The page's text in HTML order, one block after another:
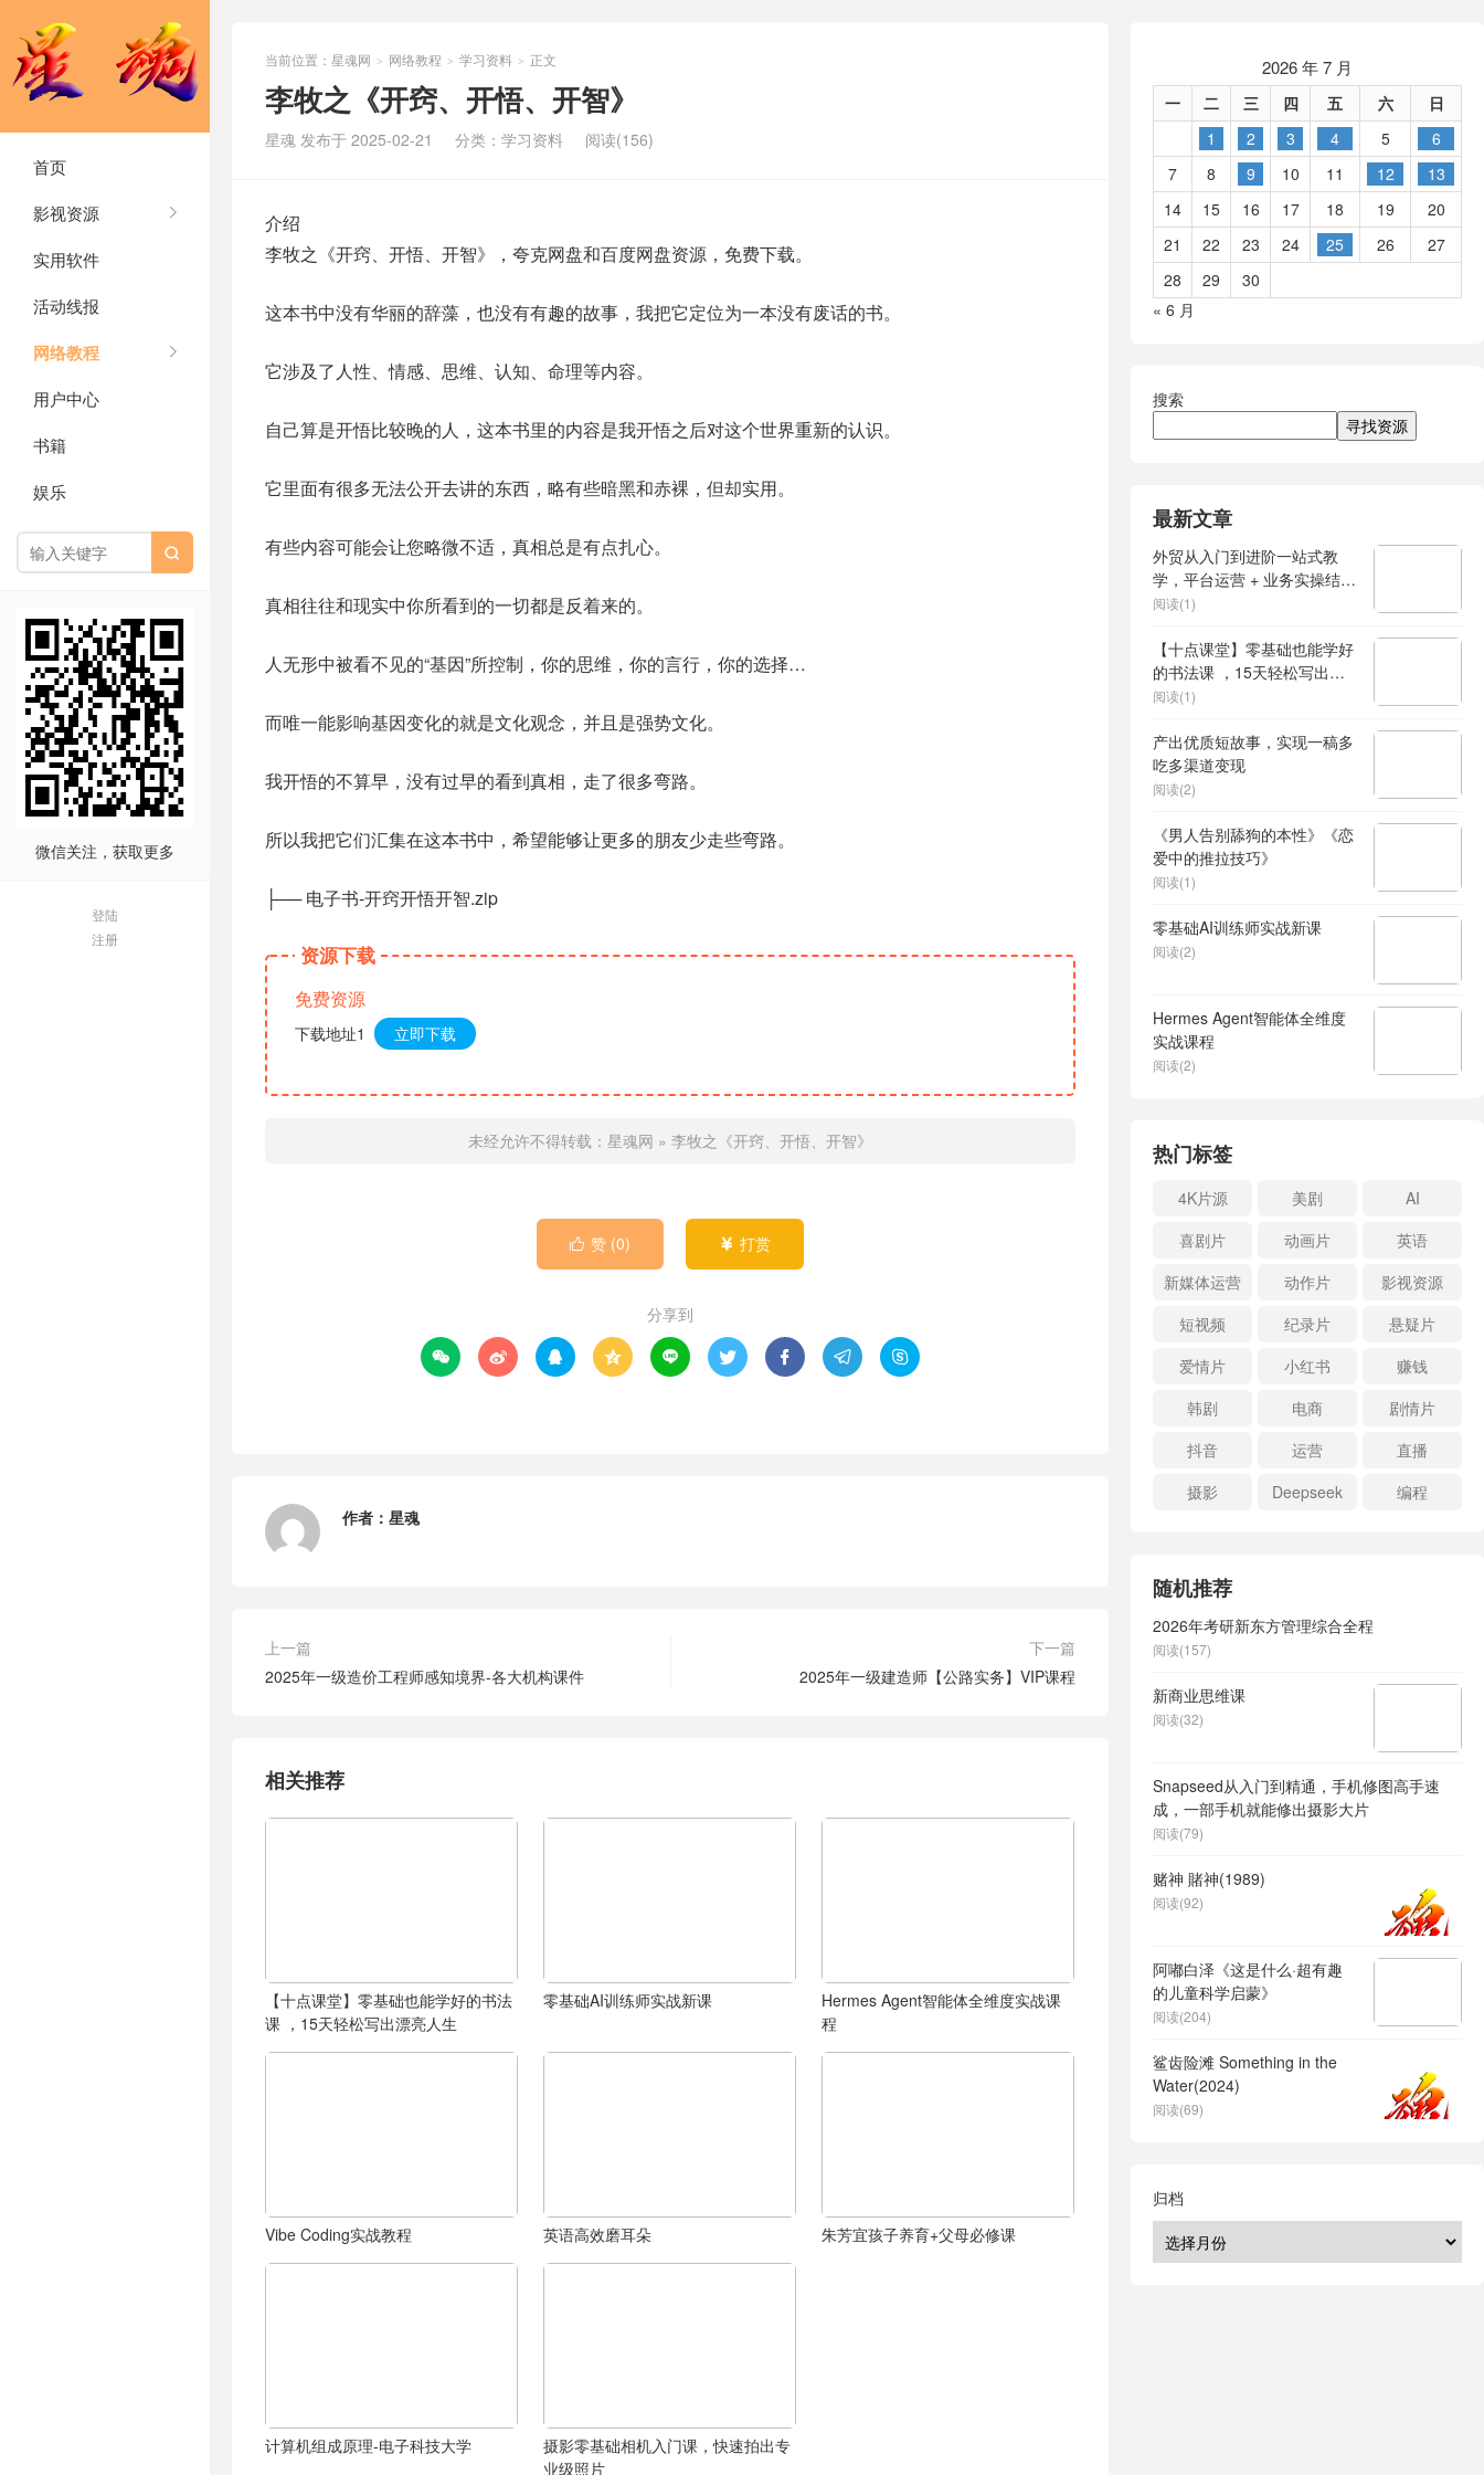
首页
影视资源
实用软件
活动线报
网络教程
用户中心
书籍
娱乐

微信关注，获取更多
登陆
注册
当前位置： 星魂网 > 网络教程 > 学习资料 > 正文
李牧之《开窍、开悟、开智》
星魂 发布于 2025-02-21 分类： 学习资料 阅读(156)
介绍
李牧之《开窍、开悟、开智》，夸克网盘和百度网盘资源，免费下载。
这本书中没有华丽的辞藻，也没有有趣的故事，我把它定位为一本没有废话的书。
它涉及了人性、情感、思维、认知、命理等内容。
自己算是开悟比较晚的人，这本书里的内容是我开悟之后对这个世界重新的认识。
它里面有很多无法公开去讲的东西，略有些暗黑和赤裸，但却实用。
有些内容可能会让您略微不适，真相总是有点扎心。
真相往往和现实中你所看到的一切都是反着来的。
人无形中被看不见的“基因”所控制，你的思维，你的言行，你的选择…
而唯一能影响基因变化的就是文化观念，并且是强势文化。
我开悟的不算早，没有过早的看到真相，走了很多弯路。
所以我把它们汇集在这本书中，希望能够让更多的朋友少走些弯路。
├── 电子书-开窍开悟开智.zip
资源下载
免费资源
下载地址1 立即下载
未经允许不得转载： 星魂网 » 李牧之《开窍、开悟、开智》
 赞 (0)  打赏
分享到
        
作者： 星魂
上一篇
2025年一级造价工程师感知境界-各大机构课件
下一篇
2025年一级建造师【公路实务】VIP课程
相关推荐
【十点课堂】零基础也能学好的书法
课 ，15天轻松写出漂亮人生
零基础AI训练师实战新课
Hermes Agent智能体全维度实战课
程
Vibe Coding实战教程 英语高效磨耳朵 朱芳宜孩子养育+父母必修课
计算机组成原理-电子科技大学
摄影零基础相机入门课，快速拍出专
业级照片
2026 年 7 月
一 二 三 四 五 六
日
1
2 3 4 5
6
7
8 9 10 11 12
13
14
15 16 17 18 19
20
21
22 23 24 25 26
27
28
29
30
« 6 月
搜索
寻找资源
最新文章
外贸从入门到进阶一站式教
学，平台运营 + 业务实操结
合，实现业绩稳步增长
阅读(1)
【十点课堂】零基础也能学好
的书法课 ，15天轻松写出漂
亮人生
阅读(1)
产出优质短故事，实现一稿多
吃多渠道变现
阅读(2)
《男人告别舔狗的本性》《恋
爱中的推拉技巧》
阅读(1)
零基础AI训练师实战新课
阅读(2)
Hermes Agent智能体全维度
实战课程
阅读(2)
热门标签
4K片源 美剧
AI
喜剧片
动画片
英语
新媒体运营
动作片
影视资源
短视频
纪录片
悬疑片
爱情片
小红书
赚钱
韩剧
电商
剧情片
抖音
运营
直播
摄影
Deepseek 编程
随机推荐
2026年考研新东方管理综合全程
阅读(157)
新商业思维课
阅读(32)
Snapseed从入门到精通，手机修图高手速
成，一部手机就能修出摄影大片
阅读(79)
赌神 賭神(1989)
阅读(92)
阿嘟白泽《这是什么·超有趣
的儿童科学启蒙》
阅读(204)
鲨齿险滩 Something in the
Water(2024)
阅读(69)
归档